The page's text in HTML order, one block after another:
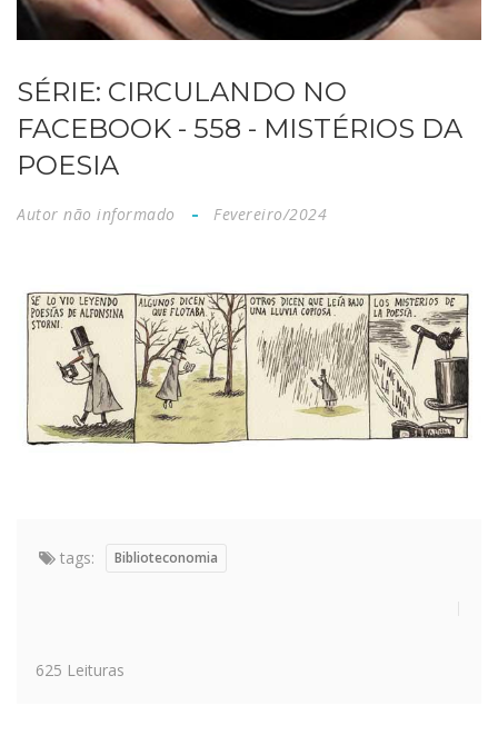
SÉRIE: CIRCULANDO NO
FACEBOOK - 558 - MISTÉRIOS DA
POESIA
Autor não informado Fevereiro/2024
tags: Biblioteconomia
625 Leituras